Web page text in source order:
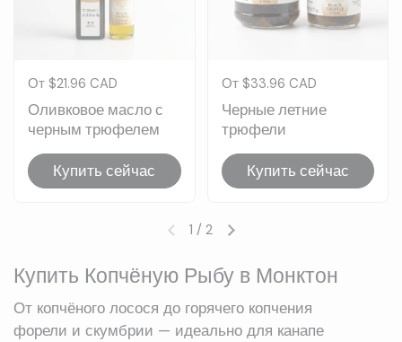
Цена:
От $21.96 CAD
Оливковое масло с
черным трюфелем
Купить сейчас
Цена:
От $33.96 CAD
Черные летние
трюфели
Купить сейчас
Предыдущий слайдСледующий слайд
1 / 2
Купить Копчёную Рыбу в Монктон
От копчёного лосося до горячего копчения
форели и скумбрии — идеально для канапе